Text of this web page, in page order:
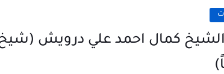
كمال احمد علي درويش